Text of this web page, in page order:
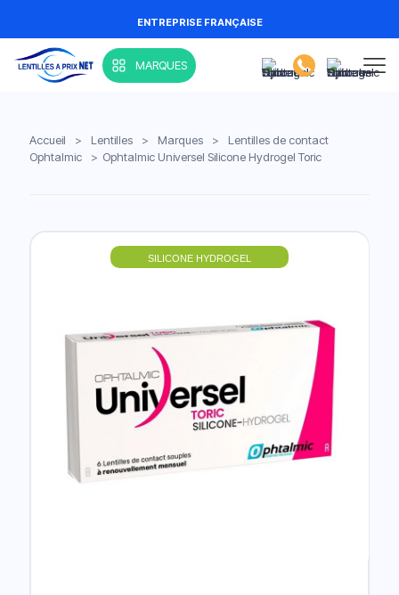
ENTREPRISE FRANÇAISE
MARQUES
Accueil > Lentilles > Marques >
Lentilles de contact
Ophtalmic
> Ophtalmic Universel Silicone Hydrogel Toric
SILICONE HYDROGEL